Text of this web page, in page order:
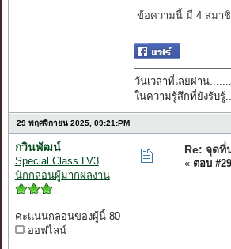
ข้อความนี้ มี 4 สมา
วันเวลาที่เลยผ่าน
ในความรู้สึกที่ยังรับรู้
29 พฤศจิกายน 2025, 09:21:PM
กวินพัฒน์
Special Class LV3
นักกลอนผู้มากผลงาน
คะแนนกลอนของผู้นี้ 80
ออฟไลน์
Re: จุดที่
« ตอบ